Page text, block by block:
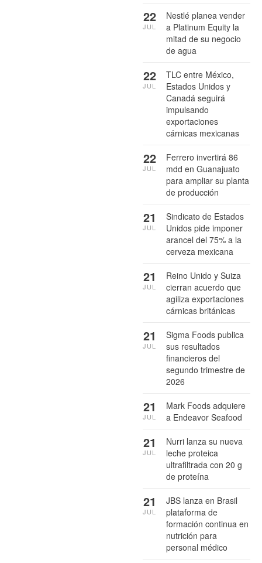
Nestlé planea vender
a Platinum Equity la
mitad de su negocio
de agua
22
JUL
TLC entre México,
Estados Unidos y
Canadá seguirá
impulsando
exportaciones
cárnicas mexicanas
22
JUL
Ferrero invertirá 86
mdd en Guanajuato
para ampliar su planta
de producción
22
JUL
Sindicato de Estados
Unidos pide imponer
arancel del 75% a la
cerveza mexicana
21
JUL
Reino Unido y Suiza
cierran acuerdo que
agiliza exportaciones
cárnicas británicas
21
JUL
Sigma Foods publica
sus resultados
financieros del
segundo trimestre de
2026
21
JUL
Mark Foods adquiere
a Endeavor Seafood
21
JUL
Nurri lanza su nueva
leche proteica
ultrafiltrada con 20 g
de proteína
21
JUL
JBS lanza en Brasil
plataforma de
formación continua en
nutrición para
personal médico
21
JUL